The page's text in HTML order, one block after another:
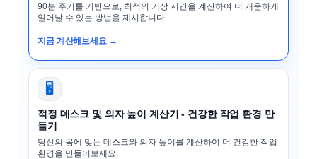
90분 주기를 기반으로, 최적의 기상 시간을 계산하여 더 개운하게
일어날 수 있는 방법을 제시합니다.
지금 계산해보세요 →
🖥️
적정 데스크 및 의자 높이 계산기 - 건강한 작업 환경 만
들기
당신의 몸에 맞는 데스크와 의자 높이를 계산하여 더 건강한 작업
환경을 만들어보세요.